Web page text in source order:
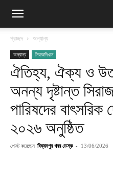
প্রচ্ছদ অন্যান্য
অন্যান্য সিরাজদিখান
ঐতিহ্য, ঐক্য ও
অনন্য দৃষ্টান্ত
পারিষদের বাৎসরিক
২০২৬ অনুষ্ঠিত
পোস্ট করেছেন বিক্রমপুর খবর ডেস্ক - 13/06/2026